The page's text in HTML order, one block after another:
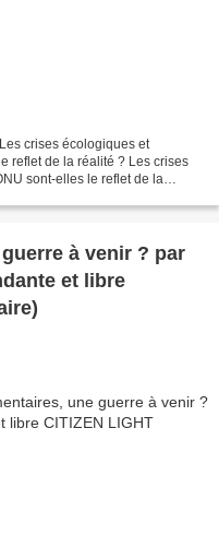
crises écologiques et
reflet de la réalité ? Les crises
sont-elles le reflet de la
à venir ? par
et libre